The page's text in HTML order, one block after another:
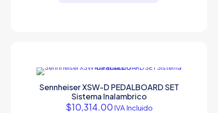
Sennheiser XSW-D PEDALBOARD SET
Sistema Inalambrico
$10,314.00 IVA Incluido